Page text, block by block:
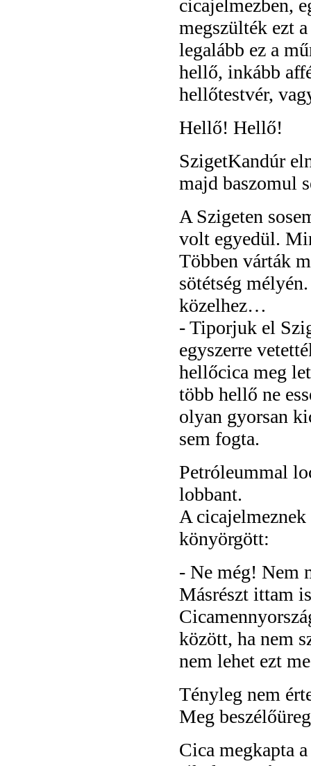
cicajelmezben,
megszülték ezt
legalább ez a
hellő, inkább
hellőtestvér,
Hellő! Hellő!
SzigetKandúr
majd baszomul
A Szigeten
volt egyedül.
Többen várták
sötétség
közelhez…
- Tiporjuk el
egyszerre
hellőcica meg
több hellő ne
olyan gyorsan
sem fogta.
Petróleummal
lobbant.
A
könyörgött:
- Ne még! Nem
Másrészt ittam
között, ha nem
nem lehet ezt
Tényleg nem
Meg
Cica megkapta